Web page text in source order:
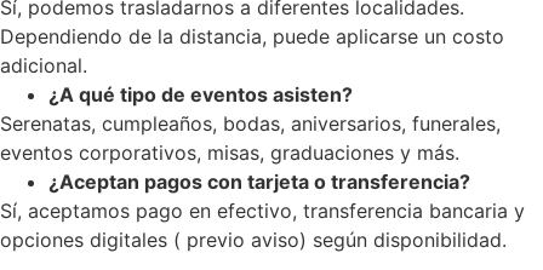
Sí, podemos trasladarnos a diferentes localidades.
Dependiendo de la distancia, puede aplicarse un costo
adicional.
¿A qué tipo de eventos asisten?
Serenatas, cumpleaños, bodas, aniversarios, funerales,
eventos corporativos, misas, graduaciones y más.
¿Aceptan pagos con tarjeta o transferencia?
Sí, aceptamos pago en efectivo, transferencia bancaria y
opciones digitales ( previo aviso) según disponibilidad.